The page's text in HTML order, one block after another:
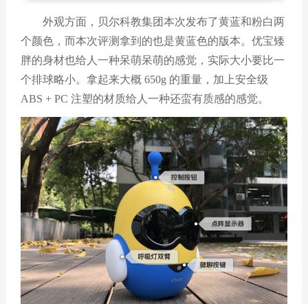
外观方面，贝尔科教集团本次发布了黄蓝和粉白两
个颜色，而本次评测拿到的也是黄蓝色的版本。优宝矮
胖的身材也给人一种呆萌呆萌的感觉，实际大小要比一
个排球略小。拿起来大概 650g 的重量，加上安全级
ABS + PC 注塑的材质给人一种还蛮有质感的感觉。